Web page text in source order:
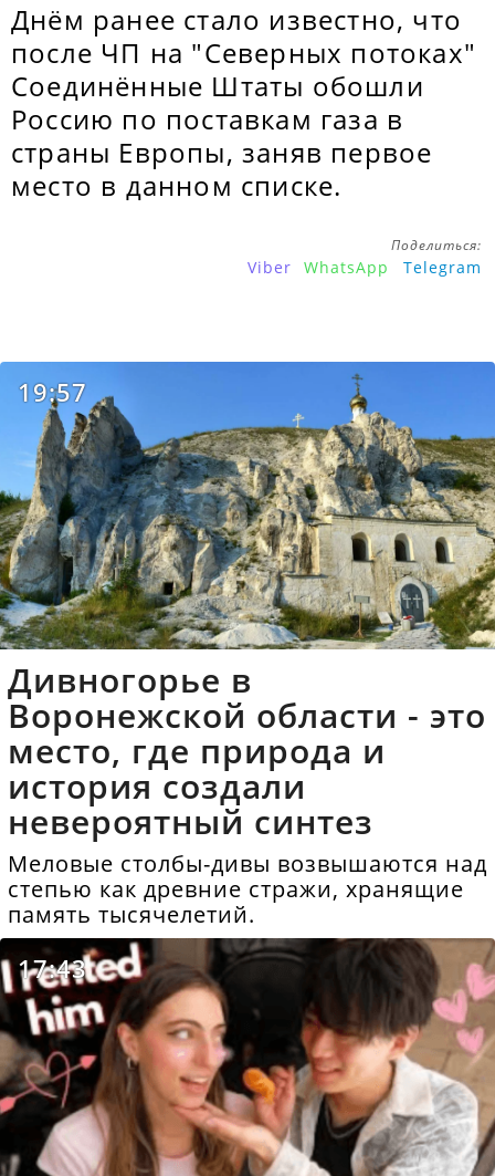
Днём ранее стало известно, что
после ЧП на "Северных потоках"
Соединённые Штаты обошли
Россию по поставкам газа в
страны Европы, заняв первое
место в данном списке.
Поделиться:
Viber WhatsApp Telegram
19:57
Дивногорье в
Воронежской области - это
место, где природа и
история создали
невероятный синтез
Меловые столбы-дивы возвышаются над
степью как древние стражи, хранящие
память тысячелетий.
17:43